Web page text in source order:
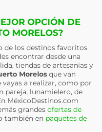
OPCIÓN DE
MORELOS?
de los destinos favoritos
encontrar desde una
tiendas de artesanías y
Morelos que van
a realizar, como por
pareja, lunamielero, de
MéxicoDestinos.com
grandes ofertas de
también en paquetes de